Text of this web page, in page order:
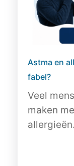
Astma en
fabel?
Veel
maken